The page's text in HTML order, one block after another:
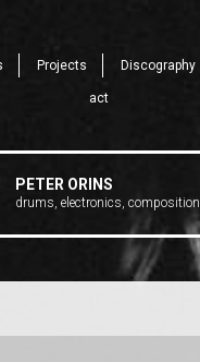
Projects Discography
act
PETER ORINS
drums, electronics, composition